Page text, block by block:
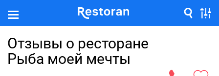
Отзывы о ресторане
Рыба моей мечты